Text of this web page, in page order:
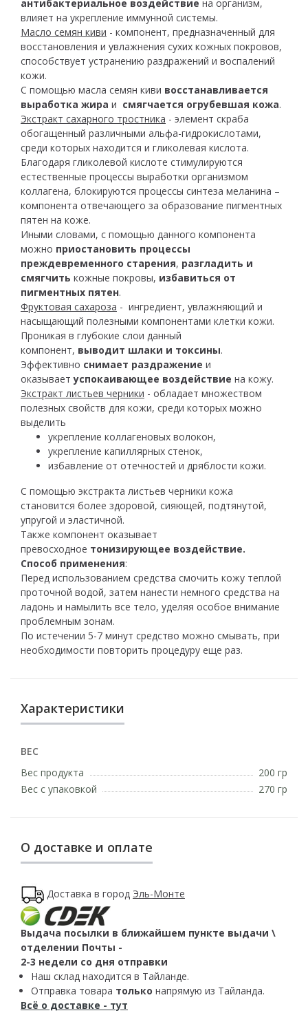
антибактериальное воздействие на организм,
влияет на укрепление иммунной системы.
Масло семян киви - компонент, предназначенный для
восстановления и увлажнения сухих кожных покровов,
способствует устранению раздражений и воспалений
кожи.
С помощью масла семян киви восстанавливается
выработка жира и смягчается огрубевшая кожа.
Экстракт сахарного тростника - элемент скраба
обогащенный различными альфа-гидрокислотами,
среди которых находится и гликолевая кислота.
Благодаря гликолевой кислоте стимулируются
естественные процессы выработки организмом
коллагена, блокируются процессы синтеза меланина –
компонента отвечающего за образование пигментных
пятен на коже.
Иными словами, с помощью данного компонента
можно приостановить процессы
преждевременного старения, разгладить и
смягчить кожные покровы, избавиться от
пигментных пятен.
Фруктовая сахароза - ингредиент, увлажняющий и
насыщающий полезными компонентами клетки кожи.
Проникая в глубокие слои данный
компонент, выводит шлаки и токсины.
Эффективно снимает раздражение и
оказываетуспокаивающее воздействие на кожу.
Экстракт листьев черники - обладает множеством
полезных свойств для кожи, среди которых можно
выделить
укрепление коллагеновых волокон,
укрепление капиллярных стенок,
избавление от отечностей и дряблости кожи.
С помощью экстракта листьев черники кожа
становится более здоровой, сияющей, подтянутой,
упругой и эластичной.
Также компонент оказывает
превосходное тонизирующее воздействие.
Способ применения:
Перед использованием средства смочить кожу теплой
проточной водой, затем нанести немного средства на
ладонь и намылить все тело, уделяя особое внимание
проблемным зонам.
По истечении 5-7 минут средство можно смывать, при
необходимости повторить процедуру еще раз.
Характеристики
ВЕС
Вес продукта
200 гр
Вес с упаковкой
270 гр
О доставке и оплате
Доставка в город Эль-Монте
Выдача посылки в ближайшем пункте выдачи \
отделении Почты -
2-3 недели со дня отправки
Наш склад находится в Тайланде.
Отправка товара только напрямую из Тайланда.
Всё о доставке - тут